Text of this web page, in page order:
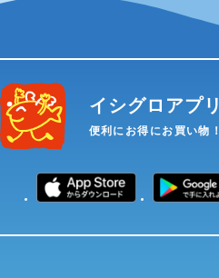
イシグロアプリ
便利にお得にお買い物！